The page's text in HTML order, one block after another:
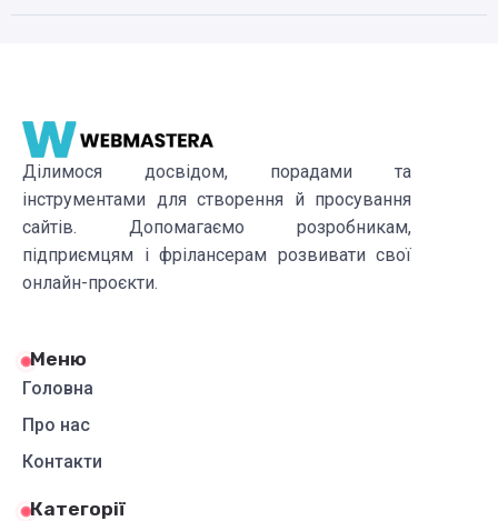
Ділимося досвідом, порадами та
інструментами для створення й просування
сайтів. Допомагаємо розробникам,
підприємцям і фрілансерам розвивати свої
онлайн-проєкти.
Меню
Головна
Про нас
Контакти
Категорії